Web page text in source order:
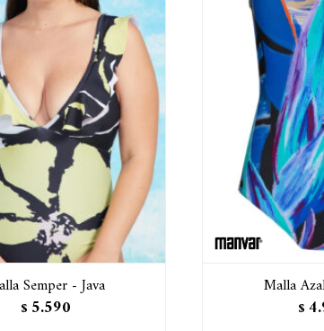
Semper - Java
$ 5.590
Malla
$